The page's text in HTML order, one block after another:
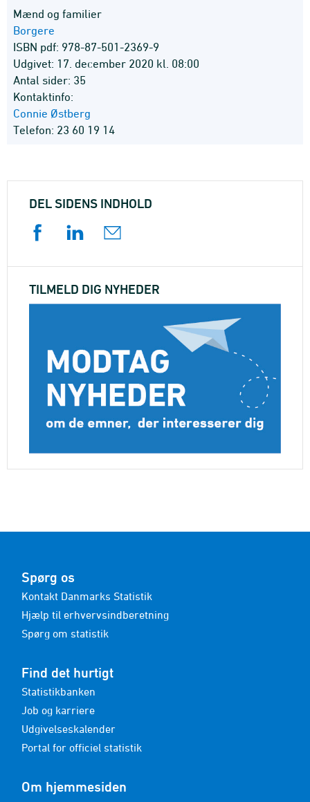
Mænd og familier
Borgere
ISBN pdf: 978-87-501-2369-9
Udgivet: 17. december 2020 kl. 08:00
Antal sider: 35
Kontaktinfo:
Connie Østberg
Telefon: 23 60 19 14
DEL SIDENS INDHOLD
TILMELD DIG NYHEDER
Spørg os
Kontakt Danmarks Statistik
Hjælp til erhvervsindberetning
Spørg om statistik
Find det hurtigt
Statistikbanken
Job og karriere
Udgivelseskalender
Portal for officiel statistik
Om hjemmesiden